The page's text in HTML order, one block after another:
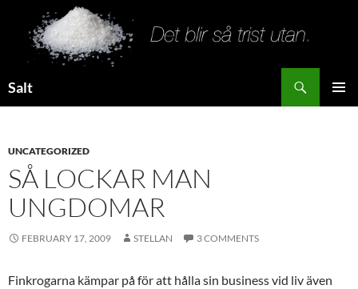
Salt
UNCATEGORIZED
SÅ LOCKAR MAN
UNGDOMAR
FEBRUARY 17, 2009 STELLAN 3 COMMENTS
Finkrogarna kämpar på för att hålla sin business vid liv även